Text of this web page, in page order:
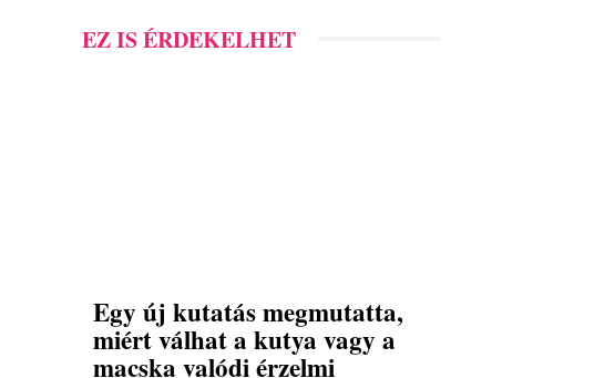
EZ IS ÉRDEKELHET
Egy új kutatás megmutatta,
miért válhat a kutya vagy a
macska valódi érzelmi